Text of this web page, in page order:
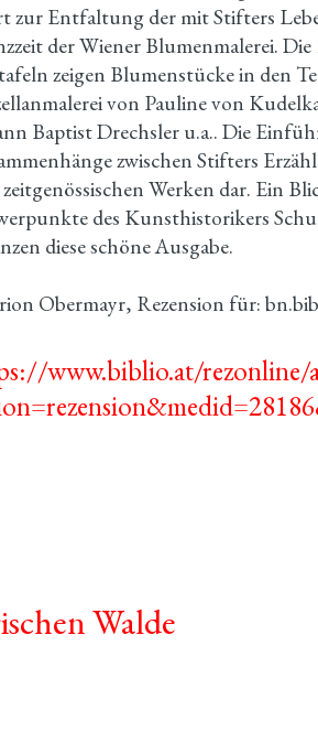
zur Entfaltung der mit Stifters
der Wiener Blumenmalerei.
zeigen Blumenstücke in den
von Pauline von
Baptist Drechsler u.a.. Die
zwischen Stifters
Werken dar. Ein
des Kunsthistorikers
diese schöne Ausgabe.
Obermayr, Rezension für:
www.biblio.at/rezonline/
Walde